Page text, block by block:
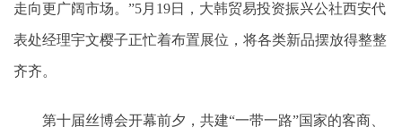
走向更广阔市场。”5月19日，大韩贸易投资振兴公社西安代
表处经理宇文樱子正忙着布置展位，将各类新品摆放得整整
齐齐。
第十届丝博会开幕前夕，共建“一带一路”国家的客商、